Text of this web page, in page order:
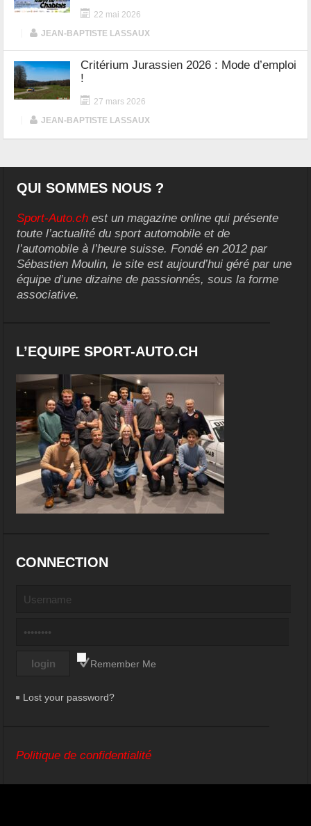
22 mai 2026
JEAN-BAPTISTE LASSAUX
Critérium Jurassien 2026 : Mode d’emploi
!
27 mars 2026
JEAN-BAPTISTE LASSAUX
QUI SOMMES NOUS ?
Sport-Auto.ch est un magazine online qui présente
toute l’actualité du sport automobile et de
l’automobile à l’heure suisse. Fondé en 2012 par
Sébastien Moulin, le site est aujourd’hui géré par une
équipe d’une dizaine de passionnés, sous la forme
associative.
L’EQUIPE SPORT-AUTO.CH
CONNECTION
Remember Me
Lost your password?
Politique de confidentialité